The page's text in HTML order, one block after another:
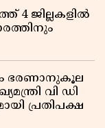
4 ജില്ലകളിൽ
ഭരണാനുകൂല
വി ഡി
പ്രതിപക്ഷ